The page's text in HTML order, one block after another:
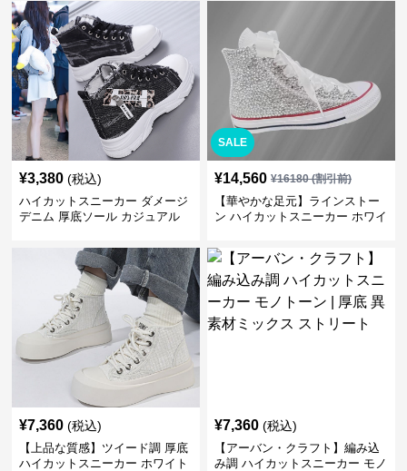
¥3,380 (税込)
ハイカットスニーカー ダメージ
デニム 厚底ソール カジュアル
かわいい 学校 日常使い 履きや
SALE
¥14,560 ¥16180(割引前)
【華やかな足元】ラインストー
ン ハイカットスニーカー ホワイ
ボン
¥7,360 (税込)
【上品な質感】ツイード調 厚底
ハイカットスニーカー ホワイト
¥7,360 (税込)
【アーバン・クラフト】編み込
み調 ハイカットスニーカー モノ